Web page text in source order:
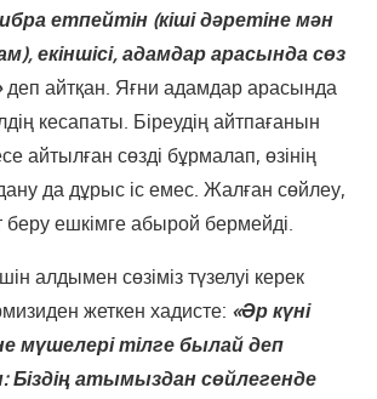
етпейтін (кіші дәретіне мән
екіншісі, адамдар арасында сөз
деп айтқан. Яғни адамдар арасында
кесапаты. Біреудің айтпағанын
айтылған сөзді бұрмалап, өзінің
да дұрыс іс емес. Жалған сөйлеу,
беру ешкімге абырой бермейді.
алдымен сөзіміз түзелуі керек
жеткен хадисте: «Әр күні
мүшелері тілге былай деп
атымыздан сөйлегенде